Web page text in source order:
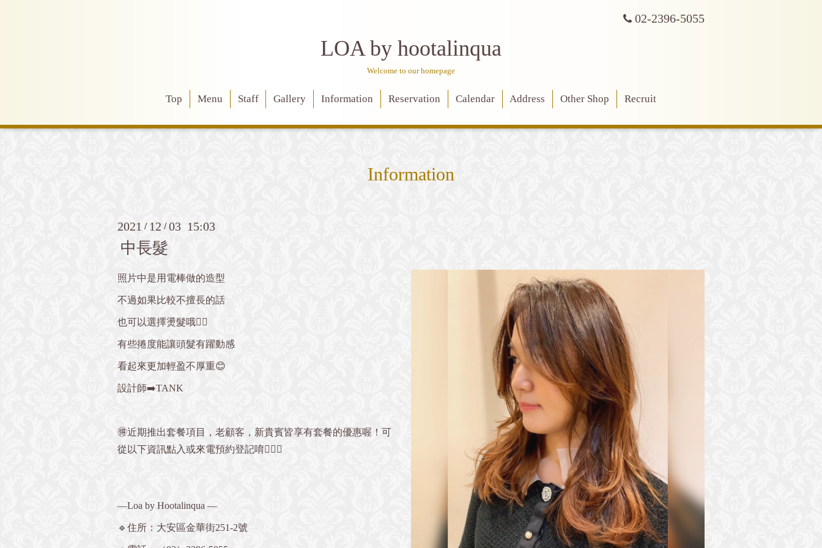
02-2396-5055
LOA by hootalinqua
Welcome to our homepage
Top Menu Staff Gallery Information Reservation Calendar Address Other Shop Recruit
Information
2021 / 12 /03 15:03
中長髮
照片中是用電棒做的造型
不過如果比較不擅長的話
也可以選擇燙髮哦👍🏻
有些捲度能讓頭髮有躍動感
看起來更加輕盈不厚重😊
設計師➡️TANK
🉐近期推出套餐項目，老顧客，新貴賓皆享有套餐的優惠喔！可
從以下資訊點入或來電預約登記唷💁🏻‍♀️
—Loa by Hootalinqua —
🔹住所：大安區金華街251-2號